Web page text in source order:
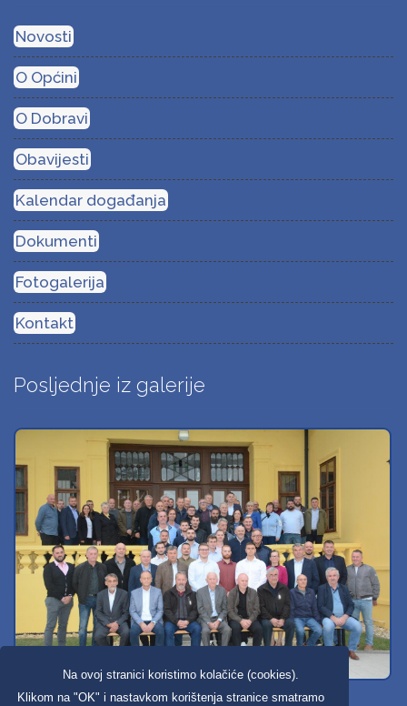
Na ovoj stranici koristimo kolačiće (cookies).
Klikom na "OK" i nastavkom korištenja stranice smatramo
Novosti
O Općini
O Dobravi
Obavijesti
Kalendar događanja
Dokumenti
Fotogalerija
Kontakt
Posljednje iz galerije
Svi dobravski košarkaši